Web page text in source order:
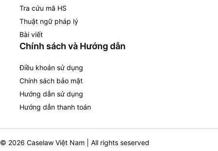
Tra cứu mã HS
Thuật ngữ pháp lý
Bài viết
Chính sách và Hướng dẫn
Điều khoản sử dụng
Chính sách bảo mật
Hướng dẫn sử dụng
Hướng dẫn thanh toán
© 2026 Caselaw Việt Nam | All rights seserved